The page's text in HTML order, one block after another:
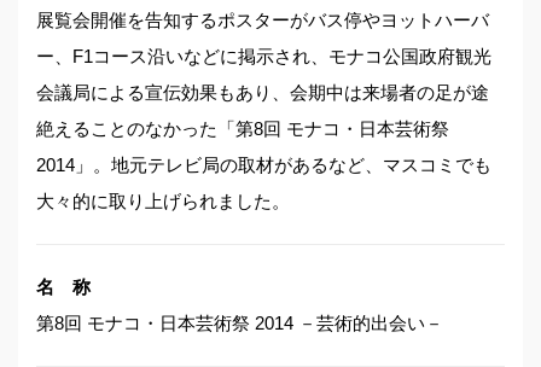
展覧会開催を告知するポスターがバス停やヨットハーバ
ー、F1コース沿いなどに掲示され、モナコ公国政府観光
会議局による宣伝効果もあり、会期中は来場者の足が途
絶えることのなかった「第8回 モナコ・日本芸術祭
2014」。地元テレビ局の取材があるなど、マスコミでも
大々的に取り上げられました。
名 称
第8回 モナコ・日本芸術祭 2014 －芸術的出会い－